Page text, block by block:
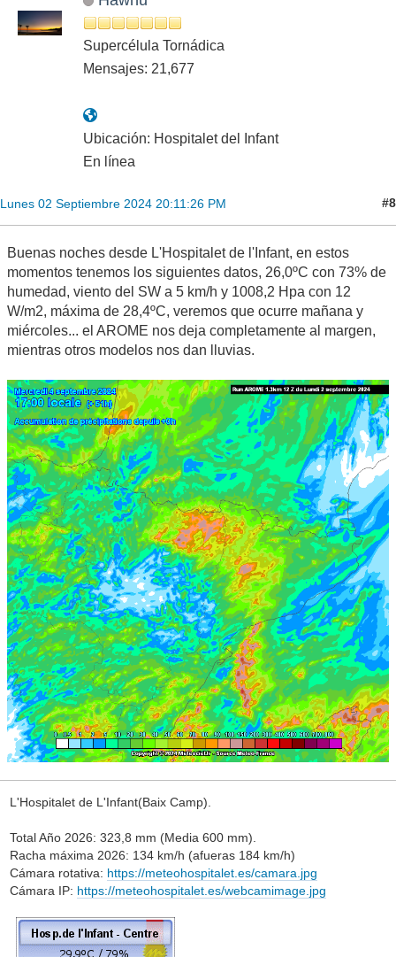
Supercélula Tornádica
Mensajes: 21,677
Ubicación: Hospitalet del Infant
En línea
Lunes 02 Septiembre 2024 20:11:26 PM #8
Buenas noches desde L'Hospitalet de l'Infant, en estos
momentos tenemos los siguientes datos, 26,0ºC con 73% de
humedad, viento del SW a 5 km/h y 1008,2 Hpa con 12
W/m2, máxima de 28,4ºC, veremos que ocurre mañana y
miércoles... el AROME nos deja completamente al margen,
mientras otros modelos nos dan lluvias.
L'Hospitalet de L'Infant(Baix Camp).
Total Año 2026: 323,8 mm (Media 600 mm).
Racha máxima 2026: 134 km/h (afueras 184 km/h)
Cámara rotativa: https://meteohospitalet.es/camara.jpg
Cámara IP: https://meteohospitalet.es/webcamimage.jpg